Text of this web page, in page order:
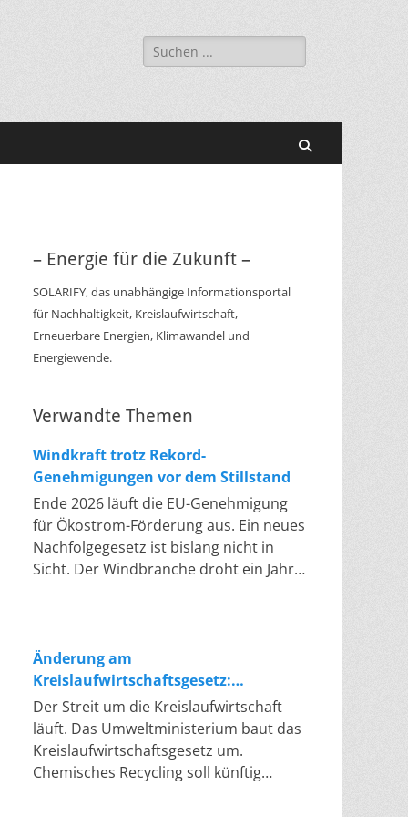
Suchen
nach:
– Energie für die Zukunft –
SOLARIFY, das unabhängige Informationsportal
für Nachhaltigkeit, Kreislaufwirtschaft,
Erneuerbare Energien, Klimawandel und
Energiewende.
Verwandte Themen
Windkraft trotz Rekord-
Genehmigungen vor dem Stillstand
Ende 2026 läuft die EU-Genehmigung
für Ökostrom-Förderung aus. Ein neues
Nachfolgegesetz ist bislang nicht in
Sicht. Der Windbranche droht ein Jahr,
Problem hat die Politik tatsächlich
gelöst, die Verfahren laufen heute
deutlich schneller. Die Halbjahresbilanz
der Branche bestätigt dieses Muster:
So viele Windräder wie nie zuvor
wurden genehmigt, doch im ersten
Halbjahr gingen netto nur rund zwei
Änderung am
Kreislaufwirtschaftsgesetz:
Chemisches Recycling soll Lücke
füllen
Der Streit um die Kreislaufwirtschaft
läuft. Das Umweltministerium baut das
Kreislaufwirtschaftsgesetz um.
Chemisches Recycling soll künftig